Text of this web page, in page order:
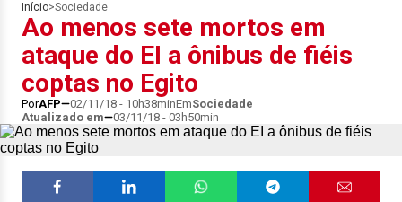
Início>Sociedade
Ao menos sete mortos em
ataque do EI a ônibus de fiéis
coptas no Egito
PorAFP 02/11/18 - 10h38minEmSociedade
Atualizado em
03/11/18 - 03h50min